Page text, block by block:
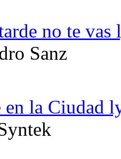
no te vas
Sanz
en la Ciudad